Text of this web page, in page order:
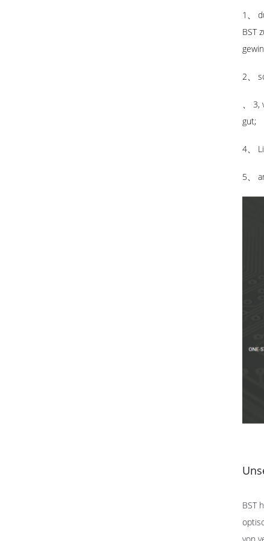
1、
BST
2、
、 3,
gut;
4、
5、
BST